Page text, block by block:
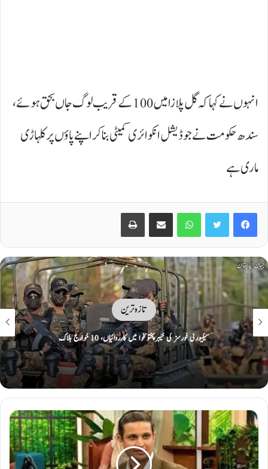
انہوں نے کہا کہ گل پلازا میں 100 کے قریب لوگ جاں بحق ہوئے،
سندھ حکومت نے جوڈیشل انکوائری کمیٹی بنا کر اپنے پاؤں پر کلہاڑی
ماری ہے
Facebook
Twitter
WhatsApp
Share via Email
Print
تازہ ترین
پی سی بی نے نیشنل چیمپئنز کپ کے میچ آفیشلز پینل کا اعلان کر دیا